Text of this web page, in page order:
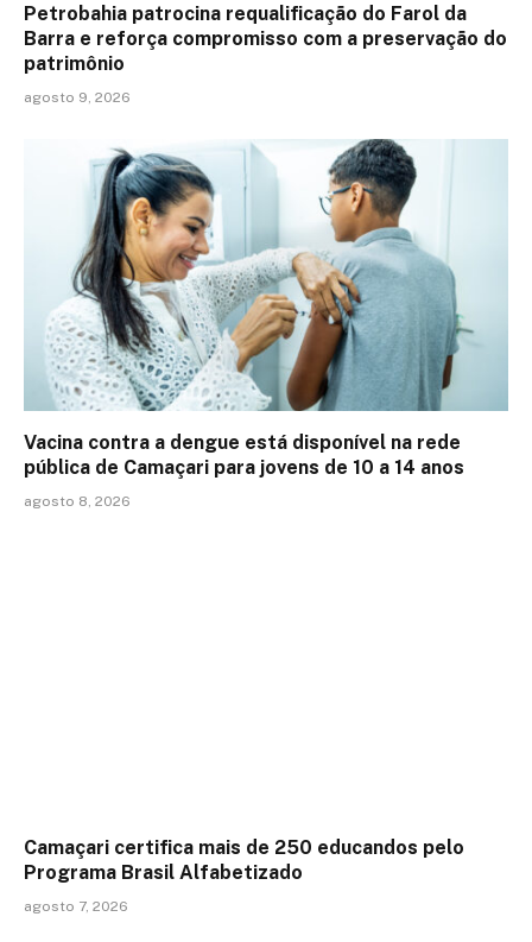
Petrobahia patrocina requalificação do Farol da
Barra e reforça compromisso com a preservação do
patrimônio
agosto 9, 2026
Vacina contra a dengue está disponível na rede
pública de Camaçari para jovens de 10 a 14 anos
agosto 8, 2026
Camaçari certifica mais de 250 educandos pelo
Programa Brasil Alfabetizado
agosto 7, 2026